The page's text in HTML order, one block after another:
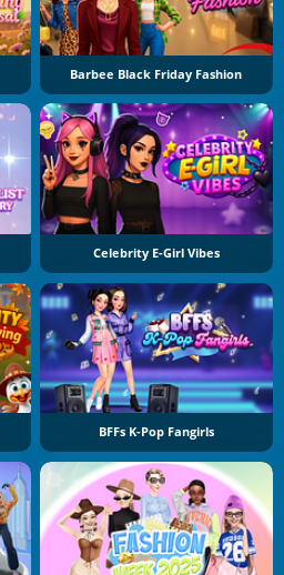
Barbee Black Friday Fashion
Celebrity E-Girl Vibes
BFFs K-Pop Fangirls